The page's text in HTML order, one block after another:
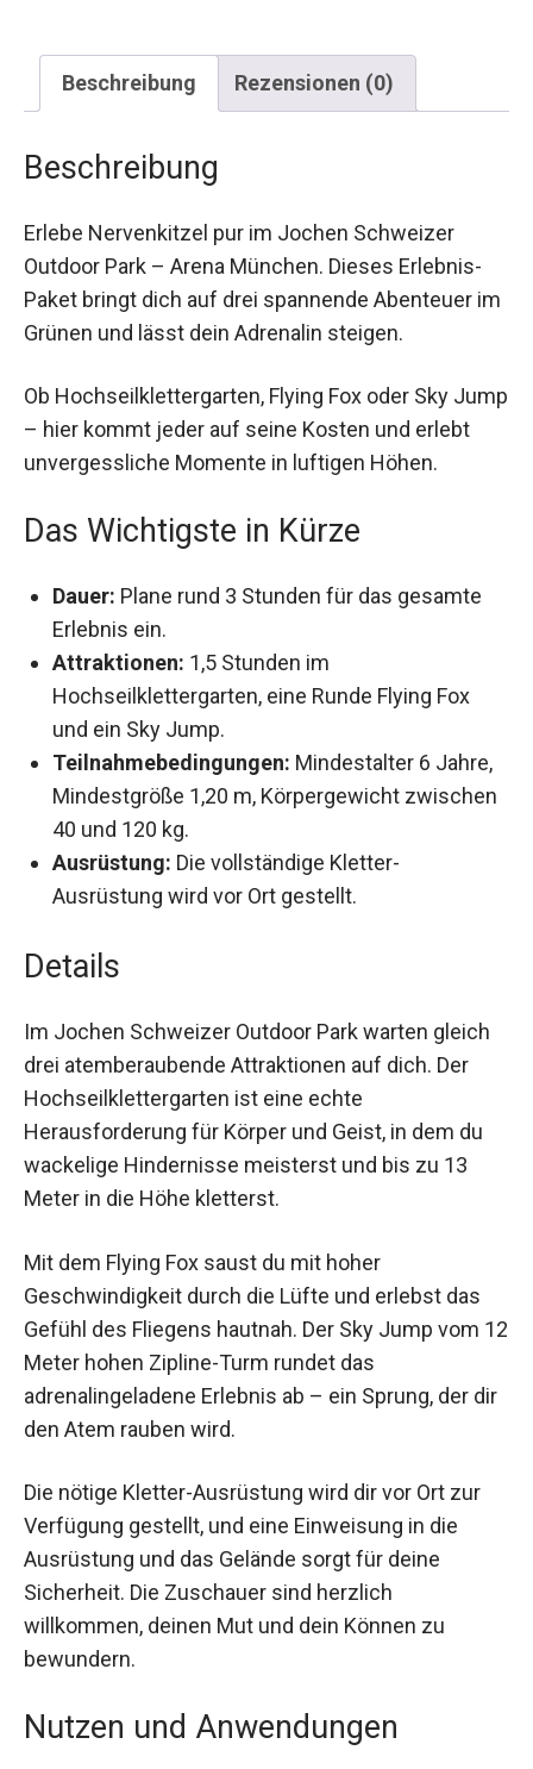
Beschreibung Rezensionen (0)
Beschreibung
Erlebe Nervenkitzel pur im Jochen Schweizer
Outdoor Park – Arena München. Dieses Erlebnis-
Paket bringt dich auf drei spannende Abenteuer
im Grünen und lässt dein Adrenalin steigen.
Ob Hochseilklettergarten, Flying Fox oder Sky
Jump – hier kommt jeder auf seine Kosten und
erlebt unvergessliche Momente in luftigen
Das Wichtigste in Kürze
Dauer: Plane rund 3 Stunden für das gesamte
Erlebnis ein.
Attraktionen:
1,5 Stunden im
Hochseilklettergarten, eine Runde Flying Fox
und ein Sky Jump.
Teilnahmebedingungen:
Mindestalter 6
Jahre, Mindestgröße 1,20 m, Körpergewicht
zwischen 40 und 120 kg.
Ausrüstung:
Die vollständige Kletter-
Details
Im Jochen Schweizer Outdoor Park warten gleich
drei atemberaubende Attraktionen auf dich. Der
Hochseilklettergarten ist eine echte
Herausforderung für Körper und Geist, in dem du
wackelige Hindernisse meisterst und bis zu 13
Mit dem Flying Fox saust du mit hoher
Geschwindigkeit durch die Lüfte und erlebst das
Gefühl des Fliegens hautnah. Der Sky Jump vom
12 Meter hohen Zipline-Turm rundet das
adrenalingeladene Erlebnis ab – ein Sprung, der
Die nötige Kletter-Ausrüstung wird dir vor Ort zur
Verfügung gestellt, und eine Einweisung in die
Ausrüstung und das Gelände sorgt für deine
Sicherheit. Die Zuschauer sind herzlich
willkommen, deinen Mut und dein Können zu
Nutzen und Anwendungen